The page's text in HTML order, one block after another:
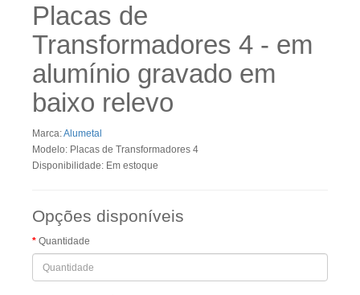
Placas de
Transformadores 4 - em
alumínio gravado em
baixo relevo
Marca:Alumetal
Modelo: Placas de Transformadores 4
Disponibilidade: Em estoque
Opções disponíveis
Quantidade